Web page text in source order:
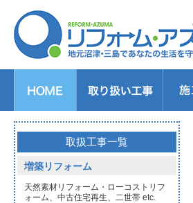
キッチンのリフォーム
バスルームのリフォーム
トイレのリフォーム
洗面所のリフォーム
給湯器交換
窓リフォーム
玄関リフォーム
1DAYリフォーム
外壁・屋根塗装
取扱工事一覧
増築リフォーム
天然素材リフォーム・ローコストリフ
ォーム、中古住宅再生、二世帯 etc.